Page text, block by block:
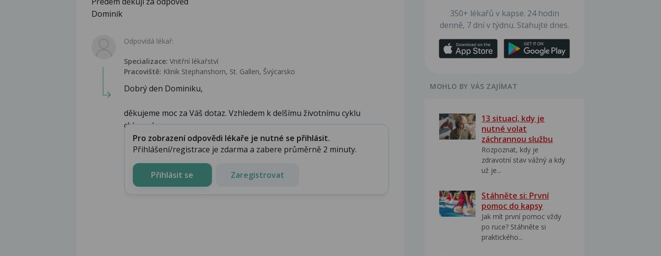
Dominik
Odpovídá lékař:
Specializace: Vnitřní lékařství
Pracoviště: Klinik Stephanshorn, St. Gallen, Švýcarsko
Dobrý den Dominiku,
děkujeme moc za Váš dotaz. Vzhledem k delšímu životnímu cyklu
chlamyd...
Pro zobrazení odpovědi lékaře je nutné se přihlásit.
Přihlášení/registrace je zdarma a zabere průměrně 2 minuty.
Přihlásit se Zaregistrovat
350+ lékařů v kapse. 24 hodin
denně, 7 dní v týdnu. Stahujte dnes.
MOHLO BY VÁS ZAJÍMAT
13 situací, kdy je
nutné volat
záchrannou službu
Rozpoznat, kdy je
zdravotní stav vážný a kdy
už je...
Stáhněte si: První
pomoc do kapsy
Jak mít první pomoc vždy
po ruce? Stáhněte si
praktického...